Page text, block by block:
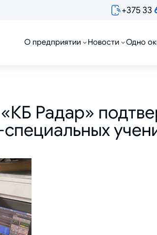
+375 33
О предприятии Новости Одно
Радар»